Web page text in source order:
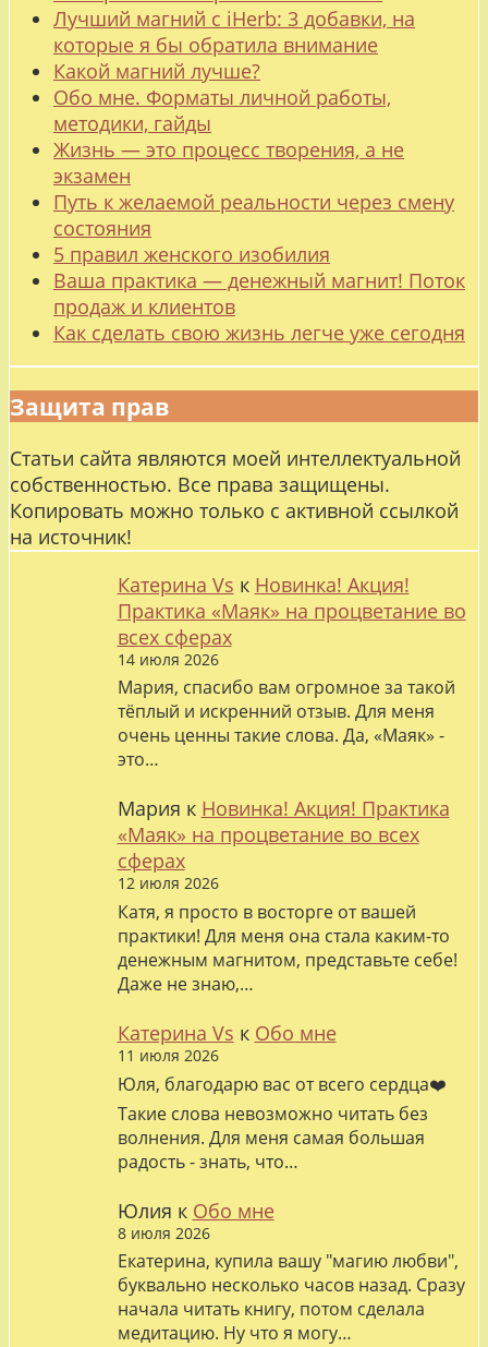
Лучший магний с iHerb: 3 добавки, на
которые я бы обратила внимание
Какой магний лучше?
Обо мне. Форматы личной работы,
методики, гайды
Жизнь — это процесс творения, а не
экзамен
Путь к желаемой реальности через смену
состояния
5 правил женского изобилия
Ваша практика — денежный магнит! Поток
продаж и клиентов
Как сделать свою жизнь легче уже сегодня
Защита прав
Статьи сайта являются моей интеллектуальной
собственностью. Все права защищены.
Копировать можно только с активной ссылкой
на источник!
Катерина Vs к Новинка! Акция!
Практика «Маяк» на процветание во
всех сферах
14 июля 2026
Мария, спасибо вам огромное за такой
тёплый и искренний отзыв. Для меня
очень ценны такие слова. Да, «Маяк» -
это…
Мария к Новинка! Акция! Практика
«Маяк» на процветание во всех
сферах
12 июля 2026
Катя, я просто в восторге от вашей
практики! Для меня она стала каким-то
денежным магнитом, представьте себе!
Даже не знаю,…
Катерина Vs к Обо мне
11 июля 2026
Юля, благодарю вас от всего сердца❤️
Такие слова невозможно читать без
волнения. Для меня самая большая
радость - знать, что…
Юлия к Обо мне
8 июля 2026
Екатерина, купила вашу "магию любви",
буквально несколько часов назад. Сразу
начала читать книгу, потом сделала
медитацию. Ну что я могу…